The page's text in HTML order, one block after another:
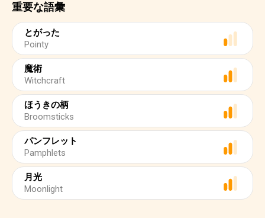
重要な語彙
とがった
Pointy
魔術
Witchcraft
ほうきの柄
Broomsticks
パンフレット
Pamphlets
月光
Moonlight